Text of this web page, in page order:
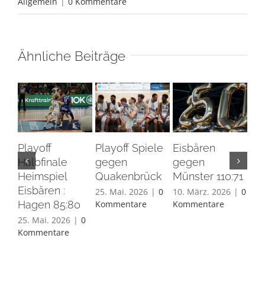
Ähnliche Beiträge
Playoff
Halbfinale
Heimspiel
Eisbären :
Hagen 85:80
25. Mai. 2026 | 0
Kommentare
Playoff Spiele
gegen
Quakenbrück
25. Mai. 2026 | 0
Kommentare
Eisbären
gegen
Münster 110:71
10. März. 2026 | 0
Kommentare